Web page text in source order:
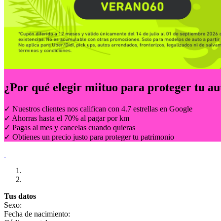
¿Por qué elegir miituo para proteger tu
✓ Nuestros clientes nos califican con 4.7 estrellas en Google
✓ Ahorras hasta el 70% al pagar por km
✓ Pagas al mes y cancelas cuando quieras
✓ Obtienes un precio justo para proteger tu patrimonio
Tus datos
Sexo:
Fecha de nacimiento: